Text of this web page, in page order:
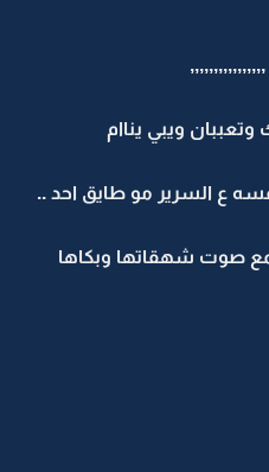
ويبي يناام
ع السرير مو طايق احد ..
شهقاتها وبكاها